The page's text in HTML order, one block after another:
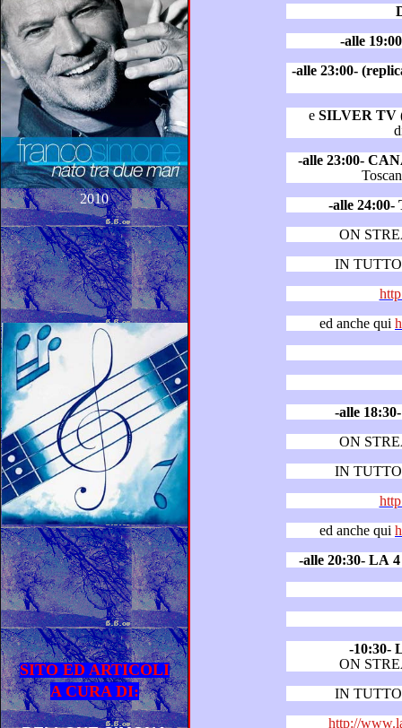
2010
SITO ED ARTICOLI
A CURA DI:
-alle
-alle 23:00-
e SILVER TV
-alle 23:00-
-alle
ON
IN
ed anche qui
-alle
ON
IN
ed anche qui
-10:30-
ON
IN
http://